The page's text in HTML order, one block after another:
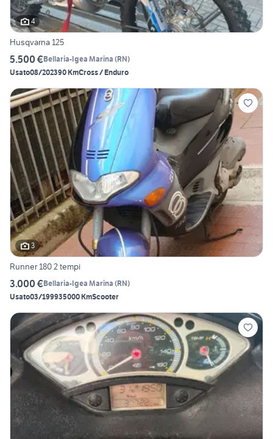
4
Husqvarna 125
5.500 €Bellaria-Igea Marina (RN)
Usato08/202390 KmCross / Enduro
3
Runner 180 2 tempi
3.000 €Bellaria-Igea Marina (RN)
Usato03/199935000 KmScooter